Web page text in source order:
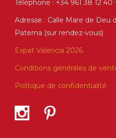
Téléphone : +34 961 38 12
Adresse : Calle Mare de Deu
Paterna (sur rendez-vous)
Expat Valencia 2026
Conditions générales de
Politique de confidentialité